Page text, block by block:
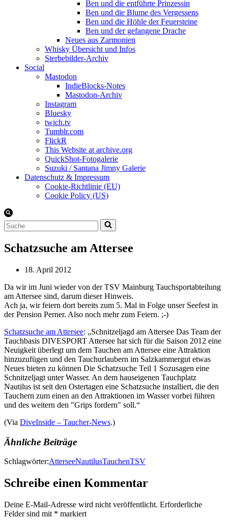
Ben und die entführte Prinzessin
Ben und die Blume des Vergessens
Ben und die Höhle der Feuersteine
Ben und der gefangene Drache
Neues aus Zarmonien
Whisky Übersicht und Infos
Sterbebilder-Archiv
Social
Mastodon
IndieBlocks-Notes
Mastodon-Archiv
Instagram
Bluesky
twich.tv
Tumblr.com
FlickR
This Website at archive.org
QuickShot-Fotogalerie
Suzuki / Santana Jimny Galerie
Datenschutz & Impressum
Cookie-Richtlinie (EU)
Cookie Policy (US)
Suchen
nach …
Schatzsuche am Attersee
18. April 2012
Da wir im Juni wieder von der TSV Mainburg Tauchsportabteilung
am Attersee sind, darum dieser Hinweis.
Ach ja, wir feiern dort bereits zum 5. Mal in Folge unser Seefest in
der Pension Perner. Also noch mehr zum Feiern. ;-)
Schatzsuche am Attersee: „Schnitzeljagd am Attersee Das Team der
Tauchbasis DIVESPORT Attersee hat sich für die Saison 2012 eine
Neuigkeit überlegt um dem Tauchen am Attersee eine Attraktion
hinzuzufügen und den Tauchurlaubern im Salzkammergut etwas
Neues bieten zu können Die Schatzsuche Teil 1 Sozusagen eine
Schnitzeljagt unter Wasser. An dem hauseigenen Tauchplatz
Nautilus ist seit den Ostertagen eine Schatzsuche installiert, die den
Tauchern zum einen an den Attraktionen im Wasser vorbei führen
und des weitern den "Grips fordern" soll.“
(Via DiveInside – Taucher-News.)
Ähnliche Beiträge
Schlagwörter:AtterseeNautilusTauchenTSV
Schreibe einen Kommentar
Deine E-Mail-Adresse wird nicht veröffentlicht. Erforderliche
Felder sind mit * markiert